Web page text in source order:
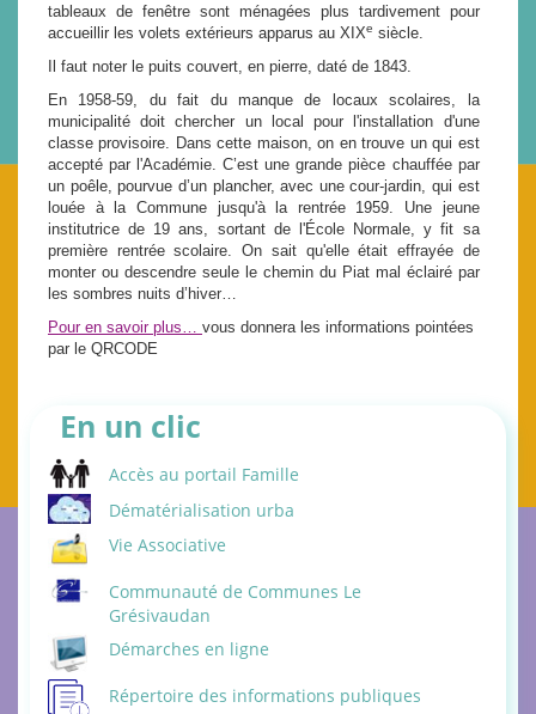
tableaux de fenêtre sont ménagées plus tardivement pour
accueillir les volets extérieurs apparus au XIXe siècle.
Il faut noter le puits couvert, en pierre, daté de 1843.
En 1958-59, du fait du manque de locaux scolaires, la
municipalité doit chercher un local pour l'installation d'une
classe provisoire. Dans cette maison, on en trouve un qui est
accepté par l'Académie. C’est une grande pièce chauffée par
un poêle, pourvue d’un plancher, avec une cour-jardin, qui est
louée à la Commune jusqu'à la rentrée 1959. Une jeune
institutrice de 19 ans, sortant de l'École Normale, y fit sa
première rentrée scolaire. On sait qu'elle était effrayée de
monter ou descendre seule le chemin du Piat mal éclairé par
les sombres nuits d’hiver…
Pour en savoir plus… vous donnera les informations pointées
par le QRCODE
En un clic
Accès au portail Famille
Dématérialisation urba
Vie Associative
Communauté de Communes Le
Grésivaudan
Démarches en ligne
Répertoire des informations publiques